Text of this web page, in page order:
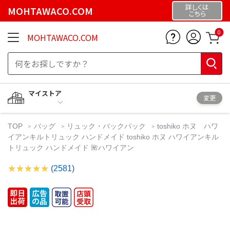
MOHTAWACO.COM 詳しくは
こちら
MOHTAWACO.COM 0
マイストア
変更
TOP バッグ リュック・バックパック
toshiko ホヌ ハワ
イアンキルトリュック ハンドメイド toshiko ホヌ ハワイアンキル
トリュック ハンドメイド 🌺ハワイアン
(2581)